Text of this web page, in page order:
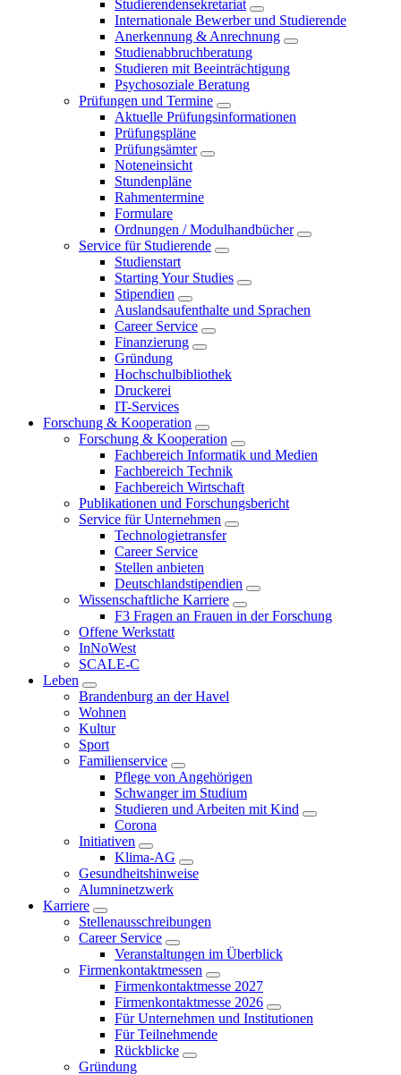
Studierendensekretariat
Internationale Bewerber und Studierende
Anerkennung & Anrechnung
Studienabbruchberatung
Studieren mit Beeinträchtigung
Psychosoziale Beratung
Prüfungen und Termine
Aktuelle Prüfungsinformationen
Prüfungspläne
Prüfungsämter
Noteneinsicht
Stundenpläne
Rahmentermine
Formulare
Ordnungen / Modulhandbücher
Service für Studierende
Studienstart
Starting Your Studies
Stipendien
Auslandsaufenthalte und Sprachen
Career Service
Finanzierung
Gründung
Hochschulbibliothek
Druckerei
IT-Services
Forschung & Kooperation
Forschung & Kooperation
Fachbereich Informatik und Medien
Fachbereich Technik
Fachbereich Wirtschaft
Publikationen und Forschungsbericht
Service für Unternehmen
Technologietransfer
Career Service
Stellen anbieten
Deutschlandstipendien
Wissenschaftliche Karriere
F3 Fragen an Frauen in der Forschung
Offene Werkstatt
InNoWest
SCALE-C
Leben
Brandenburg an der Havel
Wohnen
Kultur
Sport
Familienservice
Pflege von Angehörigen
Schwanger im Studium
Studieren und Arbeiten mit Kind
Corona
Initiativen
Klima-AG
Gesundheitshinweise
Alumninetzwerk
Karriere
Stellenausschreibungen
Career Service
Veranstaltungen im Überblick
Firmenkontaktmessen
Firmenkontaktmesse 2027
Firmenkontaktmesse 2026
Für Unternehmen und Institutionen
Für Teilnehmende
Rückblicke
Gründung